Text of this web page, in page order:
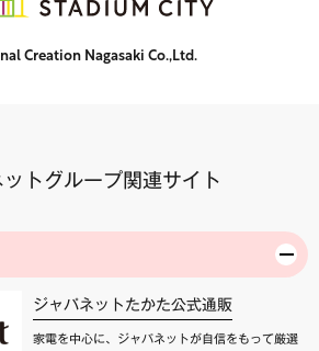
Creation Nagasaki Co.,Ltd.
トグループ関連サイト
ジャパネットたかた公式通販
家電を中心に、ジャパネットが自信をもって厳選